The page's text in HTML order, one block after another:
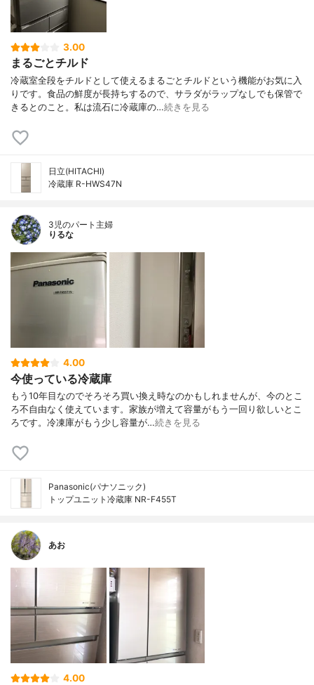
3.00
まるごとチルド
冷蔵室全段をチルドとして使えるまるごとチルドという機能がお気に入
りです。食品の鮮度が長持ちするので、サラダがラップなしでも保管で
きるとのこと。私は流石に冷蔵庫の…続きを見る
日立(HITACHI)
冷蔵庫 R-HWS47N
3児のパート主婦
りるな
4.00
今使っている冷蔵庫
もう10年目なのでそろそろ買い換え時なのかもしれませんが、今のとこ
ろ不自由なく使えています。家族が増えて容量がもう一回り欲しいとこ
ろです。冷凍庫がもう少し容量が…続きを見る
Panasonic(パナソニック)
トップユニット冷蔵庫 NR-F455T
あお
4.00